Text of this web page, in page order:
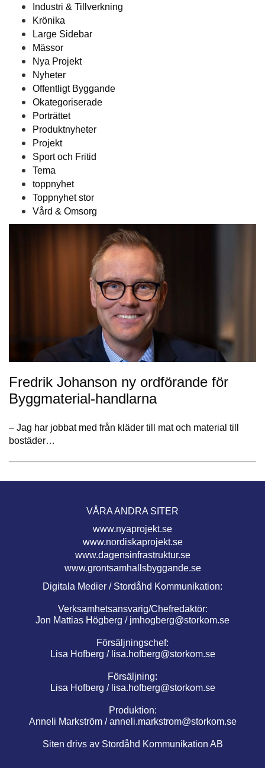
Industri & Tillverkning
Krönika
Large Sidebar
Mässor
Nya Projekt
Nyheter
Offentligt Byggande
Okategoriserade
Porträttet
Produktnyheter
Projekt
Sport och Fritid
Tema
toppnyhet
Toppnyhet stor
Vård & Omsorg
Fredrik Johanson ny ordförande för
Byggmaterial-handlarna
– Jag har jobbat med från kläder till mat och material till
bostäder…
VÅRA ANDRA SITER
www.nyaprojekt.se
www.nordiskaprojekt.se
www.dagensinfrastruktur.se
www.grontsamhallsbyggande.se
Digitala Medier / Stordåhd Kommunikation:
Verksamhetsansvarig/Chefredaktör:
Jon Mattias Högberg / jmhogberg@storkom.se
Försäljningschef:
Lisa Hofberg / lisa.hofberg@storkom.se
Försäljning:
Lisa Hofberg / lisa.hofberg@storkom.se
Produktion:
Anneli Markström /anneli.markstrom@storkom.se
Siten drivs av Stordåhd Kommunikation AB